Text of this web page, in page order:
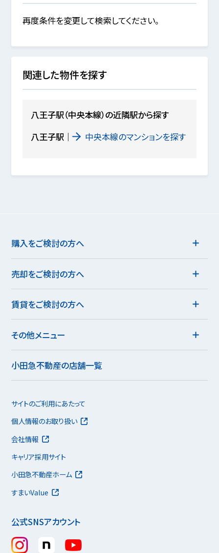
再度条件を変更して検索してください。
関連した物件を探す
八王子駅（中央本線）の近隣駅から探す
八王子駅
中央本線のマンションを探す
購入をご検討の方へ
売却をご検討の方へ
賃貸をご検討の方へ
その他メニュー
小田急不動産の店舗一覧
公式SNSアカウント
サイトのご利用にあたって
個人情報のお取り扱い
会社情報
キャリア採用サイト
小田急不動産ホーム
すまいValue